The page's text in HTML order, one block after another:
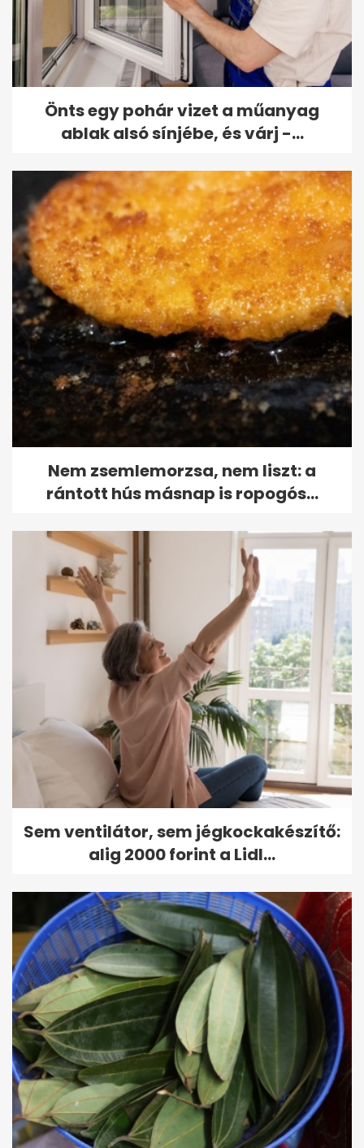
Önts egy pohár vizet a műanyag
ablak alsó sínjébe, és várj -...
Nem zsemlemorzsa, nem liszt: a
rántott hús másnap is ropogós...
Sem ventilátor, sem jégkockakészítő:
alig 2000 forint a Lidl...